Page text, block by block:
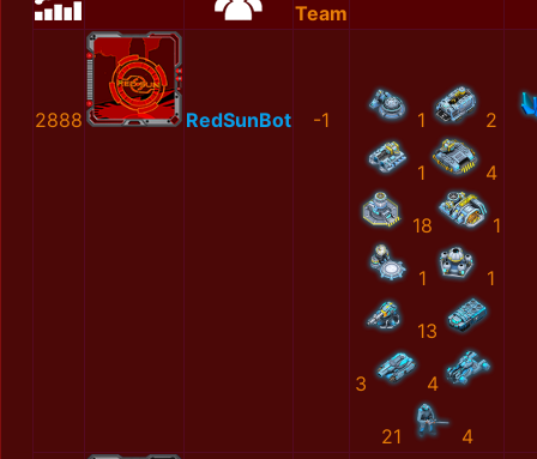
Team
2888 RedSunBot -1 1 2
1 4
18 1
1 1
13
3 4
21 4